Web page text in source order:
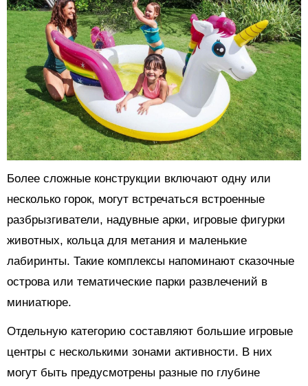
Более сложные конструкции включают одну или
несколько горок, могут встречаться встроенные
разбрызгиватели, надувные арки, игровые фигурки
животных, кольца для метания и маленькие
лабиринты. Такие комплексы напоминают сказочные
острова или тематические парки развлечений в
миниатюре.
Отдельную категорию составляют большие игровые
центры с несколькими зонами активности. В них
могут быть предусмотрены разные по глубине